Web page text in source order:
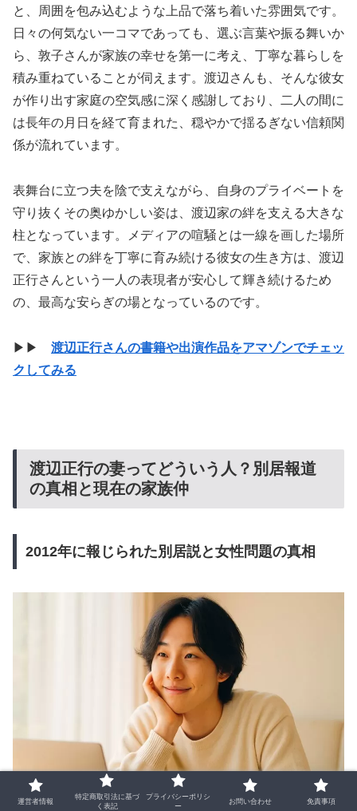
と、周囲を包み込むような上品で落ち着いた雰囲気です。
日々の何気ない一コマであっても、選ぶ言葉や振る舞いか
ら、敦子さんが家族の幸せを第一に考え、丁寧な暮らしを
積み重ねていることが伺えます。渡辺さんも、そんな彼女
が作り出す家庭の空気感に深く感謝しており、二人の間に
は長年の月日を経て育まれた、穏やかで揺るぎない信頼関
係が流れています。
表舞台に立つ夫を陰で支えながら、自身のプライベートを
守り抜くその奥ゆかしい姿は、渡辺家の絆を支える大きな
柱となっています。メディアの喧騒とは一線を画した場所
で、家族との絆を丁寧に育み続ける彼女の生き方は、渡辺
正行さんという一人の表現者が安心して輝き続けるため
の、最高な安らぎの場となっているのです。
▶▶ 渡辺正行さんの書籍や出演作品をアマゾンでチェッ
クしてみる
渡辺正行の妻ってどういう人？別居報道
の真相と現在の家族仲
2012年に報じられた別居説と女性問題の真相
運営者情報
特定商取引法に基づ
く表記
プライバシーポリシ
ー
お問い合わせ 免責事項